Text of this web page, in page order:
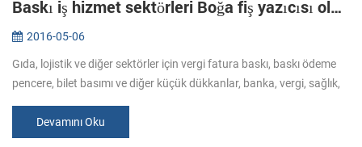
Baskı iş hizmet sektörleri Boğa fiş yazıcısı olan talep arttı
2016-05-06
Gıda, lojistik ve diğer sektörler için vergi fatura baskı, baskı ödeme
pencere, bilet basımı ve diğer küçük dükkanlar, banka, vergi, sağlık,
Devamını Oku